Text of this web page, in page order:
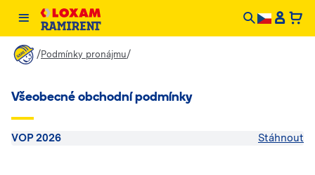
/Podmínky pronájmu/
Všeobecné obchodní podmínky
VOP 2026 Stáhnout